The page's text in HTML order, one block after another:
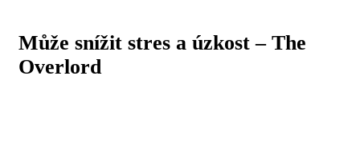
Může snížit stres a úzkost – The
Overlord